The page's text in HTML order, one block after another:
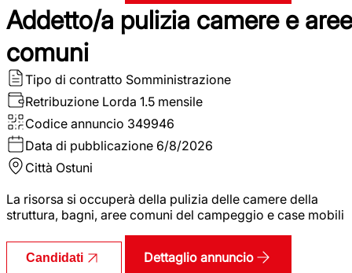
Addetto/a pulizia camere e aree
comuni
Tipo di contratto Somministrazione
Retribuzione Lorda 1.5 mensile
Codice annuncio 349946
Data di pubblicazione 6/8/2026
Città Ostuni
La risorsa si occuperà della pulizia delle camere della
struttura, bagni, aree comuni del campeggio e case mobili
Candidati Dettaglio annuncio